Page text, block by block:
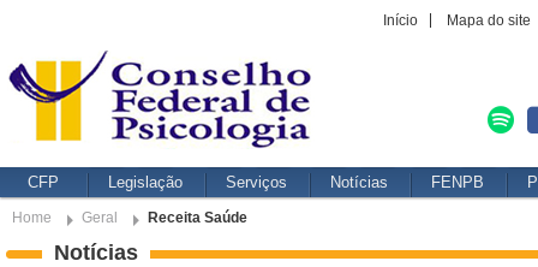
Início Mapa do site
CFP Legislação Serviços Notícias FENPB
Home Geral Receita Saúde
Notícias